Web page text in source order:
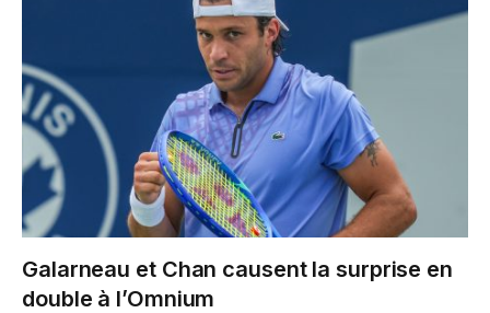
Galarneau et Chan causent la surprise en
double à l’Omnium